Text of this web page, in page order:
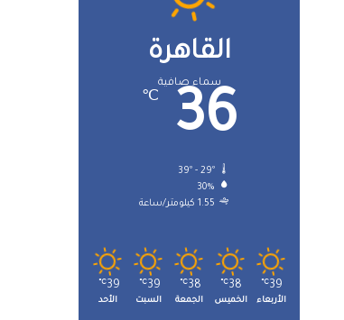
القاهرة
سماء صافية
36
℃
39º - 29º
30%
1.55 كيلومتر/ساعة
39
℃
الأربعاء
38
℃
الخميس
38
℃
الجمعة
39
℃
السبت
39
℃
الأحد